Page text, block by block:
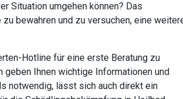
Situation umgehen können? Das
bewahren und zu versuchen, eine
Hotline für eine erste Beratung zu
geben Ihnen wichtige Informationen und
notwendig, lässt sich auch direkt ein